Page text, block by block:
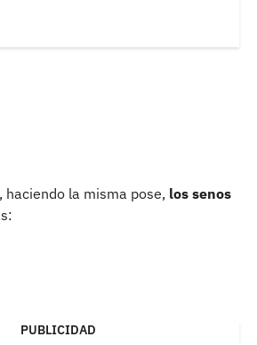
la misma pose, los senos
PUBLICIDAD